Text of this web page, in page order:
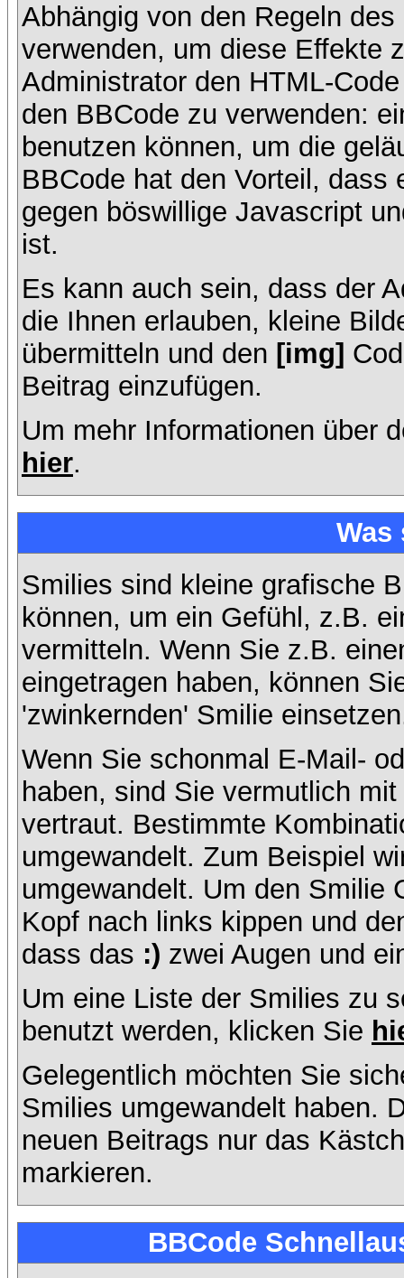
Abhängig von den Regeln
verwenden, um diese Effekte
Administrator den HTML-
den BBCode zu verwenden:
benutzen können, um die
BBCode hat den Vorteil, dass
gegen böswillige Javascript
ist.
Es kann auch sein, dass der
die Ihnen erlauben, kleine
übermitteln und den [img]
Beitrag einzufügen.
Um mehr Informationen über
hier.
Was
Smilies sind kleine grafische
können, um ein Gefühl, z.B.
vermitteln. Wenn Sie z.B.
eingetragen haben, können
'zwinkernden' Smilie
Wenn Sie schonmal E-Mail-
haben, sind Sie vermutlich
vertraut. Bestimmte
umgewandelt. Zum Beispiel
umgewandelt. Um den Smilie
Kopf nach links kippen und
dass das :) zwei Augen und
Um eine Liste der Smilies zu
benutzt werden, klicken Sie
Gelegentlich möchten Sie
Smilies umgewandelt haben.
neuen Beitrags nur das
markieren.
BBCode